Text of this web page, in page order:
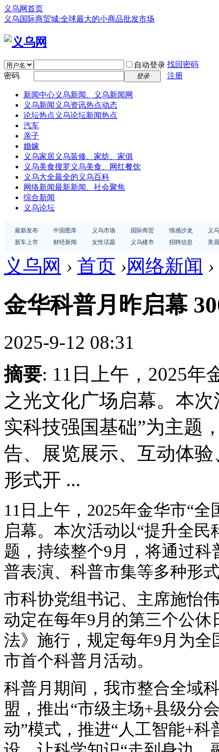
义乌网首页
义乌国际商贸城:全球最大的小商品批发市场
自动登录 找回密码
密码
登录 注册
新闻中心义乌新闻、义乌新闻网
义乌新闻 义乌资讯热点动态
论坛热点 义乌论坛新闻热点
汽车
亲子
婚嫁
义乌家居义乌装修、家纺、家俱
义乌美食搜罗义乌美食、网红餐饮
义乌大全最全的义乌百科
网络新闻最新新闻、社会聚焦
综合新闻
义乌论坛
最新发布 中国图库 义乌市场 国际商贸 情感沙龙
义
新车上市
财经新闻 女性话题 义乌楼市 招聘信息 美
义乌网 › 首页 ›网络新闻 ›
金华科普月昨启幕
2025-9-12 08:31
摘要: 11日上午，2025年
之光文化广场启幕。本
实科技强国基础”为主题
告、展览展示、互动体
形式开 ...
11日上午，2025年金华市“
启幕。本次活动以“提升全
题，持续整个9月，将通过
普表演、科普市集等多种形
市科协党组书记、主席施怡
动定在每年9月的第三个公
法》施行，规定每年9月为
市首个科普月活动。
科普月期间，我市整合全域
盟，推出“市级主场+县级分
动”模式，推进“人工智能+科